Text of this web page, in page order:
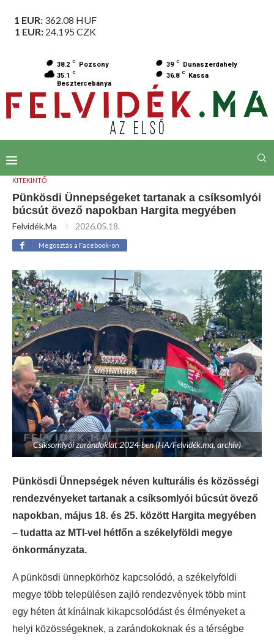
1 EUR: 362.08 HUF
1 EUR: 24.195 CZK
38.2 C Pozsony 39 C
Dunaszerdahely
35.1 C
Besztercebánya
36.8 C Kassa
KITEKINTŐ
Pünkösdi Ünnepségeket tartanak a csíksomlyói
búcsút övező napokban Hargita megyében
Felvidék.ma 2026.05.18.
Megosztás a Facebook-on
Csíksomlyói zarándoklat 2024-ben (HA/Felvidék.ma, archív)
Pünkösdi Ünnepségek néven kulturális és közösségi
rendezvényeket tartanak a csíksomlyói búcsút övező
napokban, május 18. és 25. között Hargita megyében
– tudatta az MTI-vel hétfőn a székelyföldi megye
önkormányzata.
A pünkösdi ünnepkörhöz kapcsolódó, a székelyföldi
megye több településen zajló rendezvények több mint
egy héten át kínálnak kikapcsolódást és élményeket a
helyi közösségeknek, a zarándokoknak és a térségbe